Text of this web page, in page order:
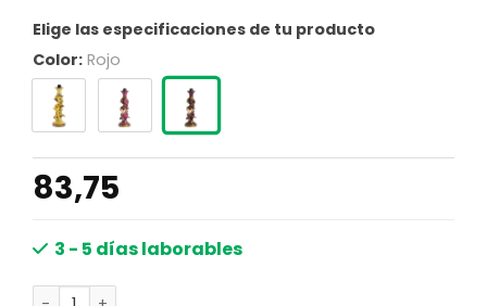
Elige las especificaciones de tu producto
Color: Rojo
83,75
3 - 5 días laborables
Lámpara de mesa rosa suave elegante y divertida Light